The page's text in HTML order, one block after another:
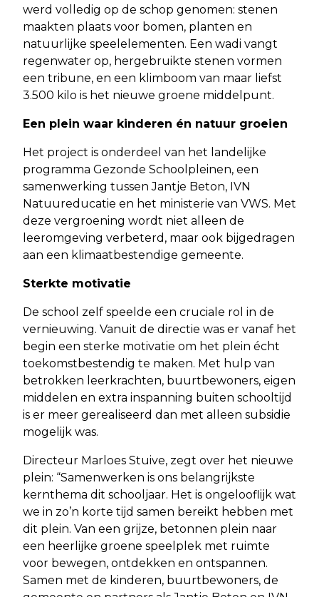
werd volledig op de schop genomen: stenen
maakten plaats voor bomen, planten en
natuurlijke speelelementen. Een wadi vangt
regenwater op, hergebruikte stenen vormen
een tribune, en een klimboom van maar liefst
3.500 kilo is het nieuwe groene middelpunt.
Een plein waar kinderen én natuur groeien
Het project is onderdeel van het landelijke
programma Gezonde Schoolpleinen, een
samenwerking tussen Jantje Beton, IVN
Natuureducatie en het ministerie van VWS. Met
deze vergroening wordt niet alleen de
leeromgeving verbeterd, maar ook bijgedragen
aan een klimaatbestendige gemeente.
Sterkte motivatie
De school zelf speelde een cruciale rol in de
vernieuwing. Vanuit de directie was er vanaf het
begin een sterke motivatie om het plein écht
toekomstbestendig te maken. Met hulp van
betrokken leerkrachten, buurtbewoners, eigen
middelen en extra inspanning buiten schooltijd
is er meer gerealiseerd dan met alleen subsidie
mogelijk was.
Directeur Marloes Stuive, zegt over het nieuwe
plein: “Samenwerken is ons belangrijkste
kernthema dit schooljaar. Het is ongelooflijk wat
we in zo’n korte tijd samen bereikt hebben met
dit plein. Van een grijze, betonnen plein naar
een heerlijke groene speelplek met ruimte
voor bewegen, ontdekken en ontspannen.
Samen met de kinderen, buurtbewoners, de